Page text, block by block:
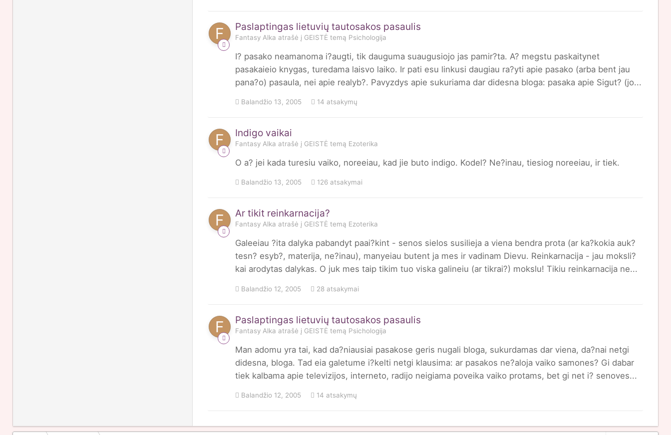
Paslaptingas lietuvių tautosakos pasaulis
Fantasy Alka atrašė į GEISTĖ temą Psichologija
I? pasako neamanoma i?augti, tik dauguma suaugusiojo jas pamir?ta. A? megstu paskaitynet
pasakaieio knygas, turedama laisvo laiko. Ir pati esu linkusi daugiau ra?yti apie pasako (arba bent jau
pana?o) pasaula, nei apie realyb?. Pavyzdys apie sukuriama dar didesna bloga: pasaka apie Sigut? (jo...
Balandžio 13, 2005 14 atsakymų
Indigo vaikai
Fantasy Alka atrašė į GEISTĖ temą Ezoterika
O a? jei kada turesiu vaiko, noreeiau, kad jie buto indigo. Kodel? Ne?inau, tiesiog noreeiau, ir tiek.
Balandžio 13, 2005 126 atsakymai
Ar tikit reinkarnacija?
Fantasy Alka atrašė į GEISTĖ temą Ezoterika
Galeeiau ?ita dalyka pabandyt paai?kint - senos sielos susilieja a viena bendra prota (ar ka?kokia auk?
tesn? esyb?, materija, ne?inau), manyeiau butent ja mes ir vadinam Dievu. Reinkarnacija - jau moksli?
kai arodytas dalykas. O juk mes taip tikim tuo viska galineiu (ar tikrai?) mokslu! Tikiu reinkarnacija ne...
Balandžio 12, 2005 28 atsakymai
Paslaptingas lietuvių tautosakos pasaulis
Fantasy Alka atrašė į GEISTĖ temą Psichologija
Man adomu yra tai, kad da?niausiai pasakose geris nugali bloga, sukurdamas dar viena, da?nai netgi
didesna, bloga. Tad eia galetume i?kelti netgi klausima: ar pasakos ne?aloja vaiko samones? Gi dabar
tiek kalbama apie televizijos, interneto, radijo neigiama poveika vaiko protams, bet gi net i? senoves...
Balandžio 12, 2005 14 atsakymų